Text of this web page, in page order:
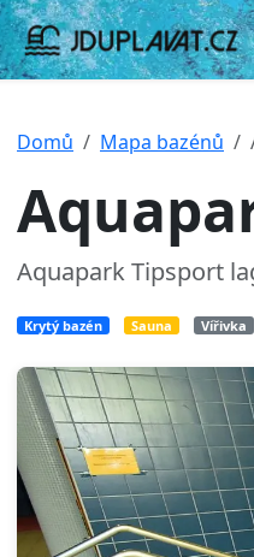
Domů Mapa bazénů
Aquapark Tipsport
Krytý bazén Sauna Vířivka